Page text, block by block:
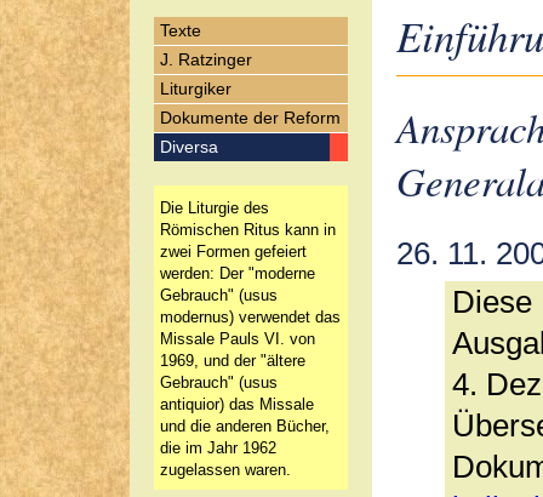
Texte
J. Ratzinger
Liturgiker
Dokumente der Reform
Diversa
Die Liturgie des
Römischen Ritus kann in
zwei Formen gefeiert
werden: Der "moderne
Gebrauch" (usus
modernus) verwendet das
Missale Pauls VI. von
1969, und der "ältere
Gebrauch" (usus
antiquior) das Missale
und die anderen Bücher,
die im Jahr 1962
zugelassen waren.
26. 11.
Diese
4.